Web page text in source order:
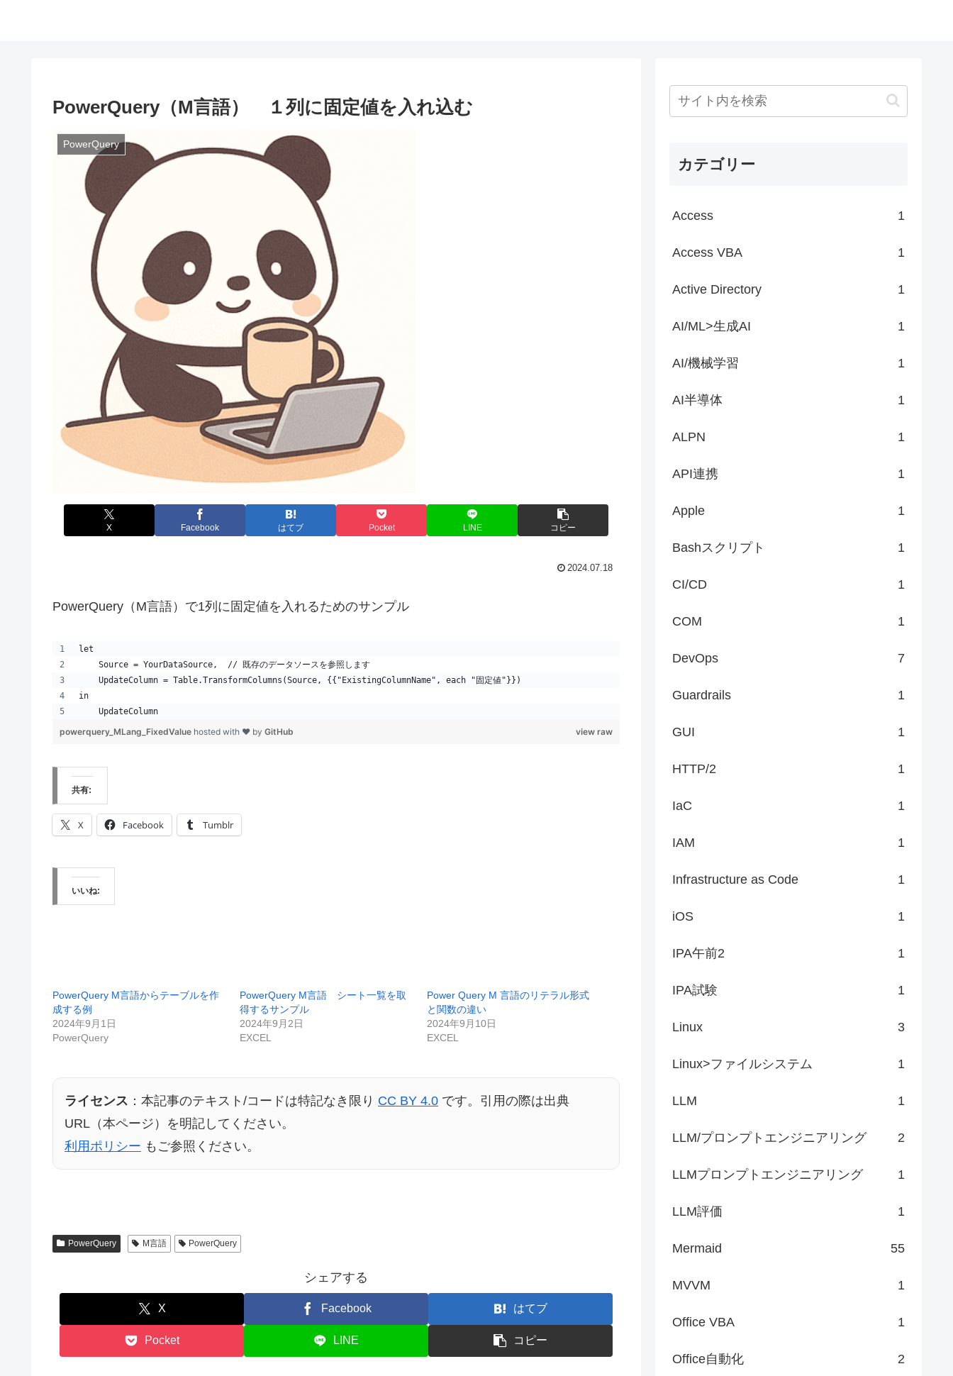
PowerQuery（M言語） １列に固定値を入れ込む
PowerQuery
X Facebook はてブ Pocket LINE コピー
2024.07.18
PowerQuery（M言語）で1列に固定値を入れるためのサンプル
let
    Source = YourDataSource,  // 既存のデータソースを参照します
    UpdateColumn = Table.TransformColumns(Source, {{"ExistingColumnName", each "固定値"}})
in
    UpdateColumn
view raw
powerquery_MLang_FixedValue hosted with ❤ by GitHub
共有:
X Facebook Tumblr
いいね:
PowerQuery M言語からテーブルを作
成する例
2024年9月1日
PowerQuery
PowerQuery M言語 シート一覧を取
得するサンプル
2024年9月2日
EXCEL
Power Query M 言語のリテラル形式
と関数の違い
2024年9月10日
EXCEL
ライセンス ：本記事のテキスト/コードは特記なき限り CC BY 4.0 です。引用の際は出典
URL（本ページ）を明記してください。
利用ポリシー もご参照ください。
PowerQuery M言語 PowerQuery
シェアする
X Facebook はてブ
Pocket LINE コピー
カテゴリー
Access 1
Access VBA 1
Active Directory 1
AI/ML>生成AI 1
AI/機械学習 1
AI半導体 1
ALPN 1
API連携 1
Apple 1
Bashスクリプト 1
CI/CD 1
COM 1
DevOps 7
Guardrails 1
GUI 1
HTTP/2 1
IaC 1
IAM 1
Infrastructure as Code 1
iOS 1
IPA午前2 1
IPA試験 1
Linux 3
Linux>ファイルシステム 1
LLM 1
LLM/プロンプトエンジニアリング 2
LLMプロンプトエンジニアリング 1
LLM評価 1
Mermaid 55
MVVM 1
Office VBA 1
Office自動化 2